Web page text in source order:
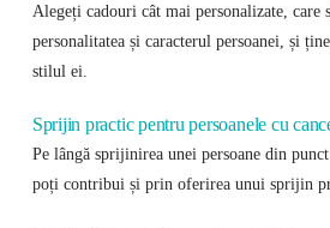
Alegeți cadouri cât mai personalizate, care
personalitatea și caracterul persoanei, și
stilul ei.
Sprijin practic pentru persoanele cu
Pe lângă sprijinirea unei persoane din
poți contribui și prin oferirea unui sprijin